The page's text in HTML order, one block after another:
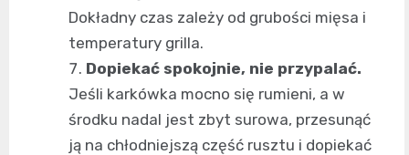
Dokładny czas zależy od grubości mięsa i
temperatury grilla.
Dopiekać spokojnie, nie przypalać.
Jeśli karkówka mocno się rumieni, a w
środku nadal jest zbyt surowa, przesunąć
ją na chłodniejszą część rusztu i dopiekać